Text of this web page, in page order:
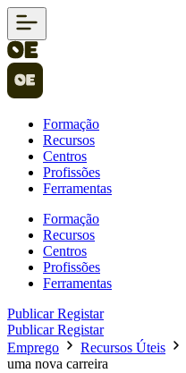
Formação
Recursos
Centros
Profissões
Ferramentas
Formação
Recursos
Centros
Profissões
Ferramentas
PublicarRegistar
PublicarRegistar
Emprego
Recursos Úteis
uma nova carreira